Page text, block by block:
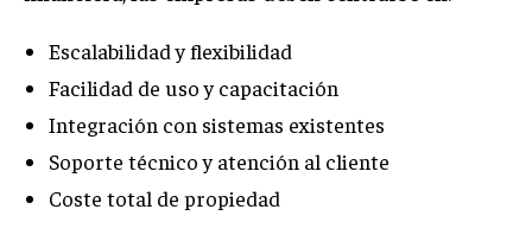
BLOG
Acerca de Últimas entradas
Escalabilidad y flexibilidad
Facilidad de uso y capacitación
Integración con sistemas existentes
Soporte técnico y atención al cliente
Coste total de propiedad